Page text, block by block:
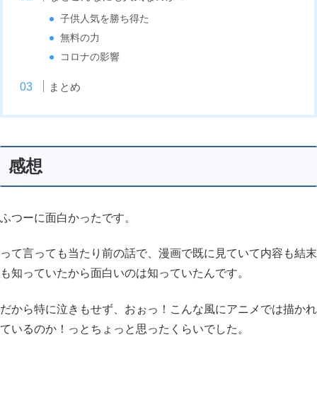
子供人気を勝ち得た
無料の力
コロナの影響
まとめ
感想
ふつーに面白かったです。
って言っても当たり前の話で、漫画で既に見ていて内容も結末
も知っていたから面白いのは知っていたんです。
だから特に泣きもせず、おぉっ！こんな風にアニメでは描かれ
ているのか！っとちょっと思ったくらいでした。